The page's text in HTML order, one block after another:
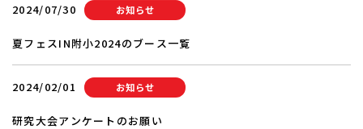
2024/07/30
お知らせ
夏フェスIN附小2024のブース一覧
2024/02/01 お知らせ
研究大会アンケートのお願い